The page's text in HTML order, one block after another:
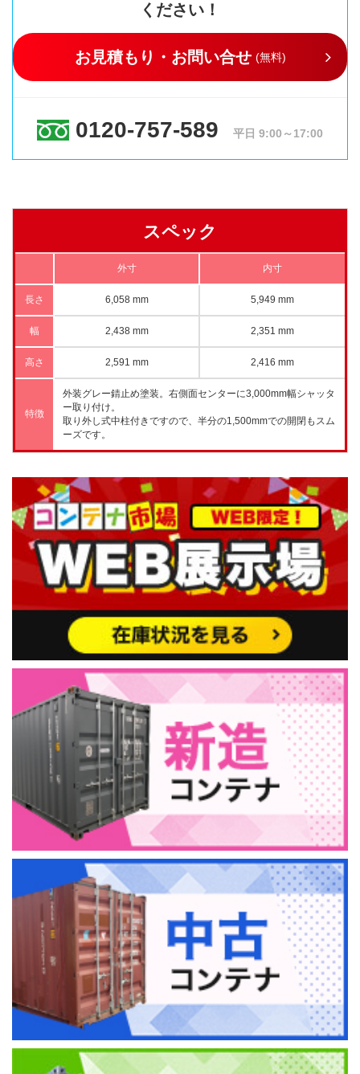
ください！
お見積もり・お問い合せ (無料)
0120-757-589 平日 9:00～17:00
スペック
外寸 内寸
長さ 6,058 mm 5,949 mm
幅 2,438 mm 2,351 mm
高さ 2,591 mm 2,416 mm
特徴
外装グレー錆止め塗装。右側面センターに3,000mm幅シャッタ
ー取り付け。
取り外し式中柱付きですので、半分の1,500mmでの開閉もスム
ーズです。